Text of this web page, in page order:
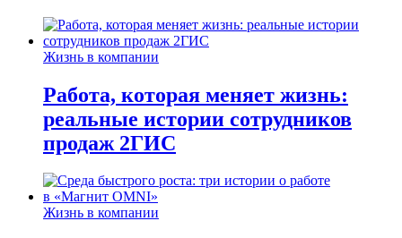
Жизнь в компании
Работа, которая меняет жизнь:
реальные истории сотрудников
продаж 2ГИС
Жизнь в компании